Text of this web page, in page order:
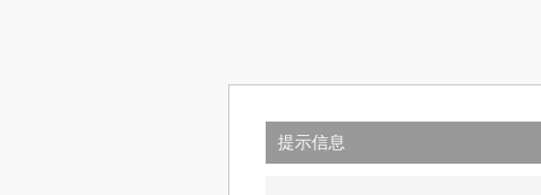
提示信息